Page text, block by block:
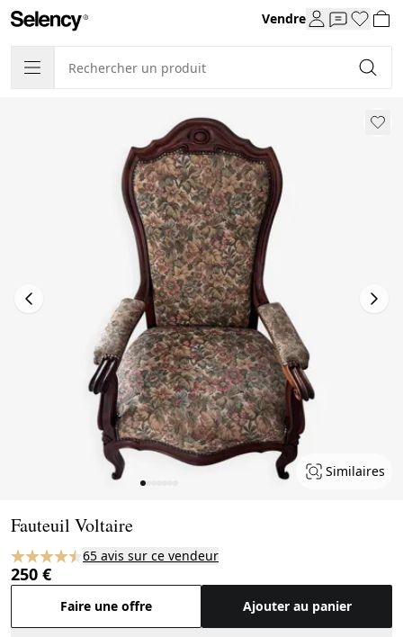
Vendre
Similaires
Fauteuil Voltaire
65 avis sur ce vendeur
250 €
Faire une offre Ajouter au panier